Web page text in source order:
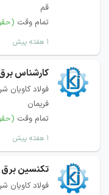
قم
تمام وقت
۱ هفته پیش
کارشناس
فولاد کاویان
فریمان
تمام وقت
۱ هفته پیش
تکنسین برق
فولاد کاویان